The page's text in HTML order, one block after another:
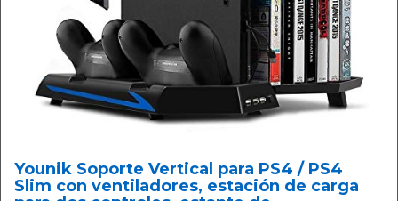
Younik Soporte Vertical para PS4 / PS4
Slim con ventiladores, estación de carga